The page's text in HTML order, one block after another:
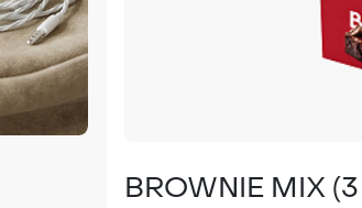
BROWNIE MIX